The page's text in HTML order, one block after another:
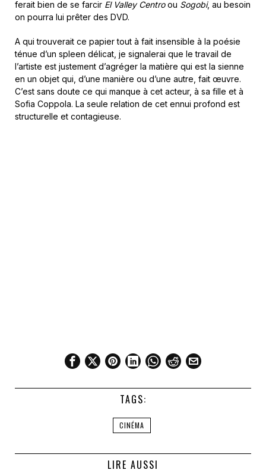
ferait bien de se farcir El Valley Centroou Sogobi, au besoin
on pourra lui prêter des DVD.
A qui trouverait ce papier tout à fait insensible à la poésie
ténue d’un spleen délicat, je signalerai que le travail de
l’artiste est justement d’agréger la matière qui est la sienne
en un objet qui, d’une manière ou d’une autre, fait œuvre.
C’est sans doute ce qui manque à cet acteur, à sa fille et à
Sofia Coppola. La seule relation de cet ennui profond est
structurelle et contagieuse.
TAGS:
CINÉMA
LIRE AUSSI